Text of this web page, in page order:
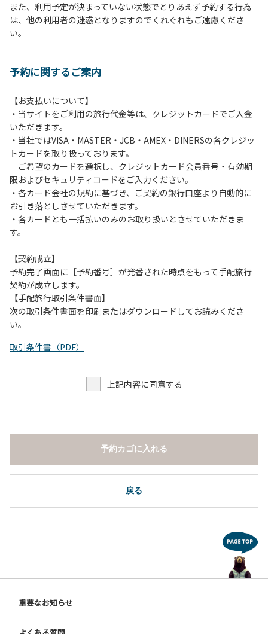
５、チェックアウトは、午前10時まで（日帰り使用の場合は
午後5時まで）です。チェックインの手続きを行っていない
方や使用人数が増えた場合は、必ず手続きを行ってくださ
ら午前10時までの間にゴミステーションに出してください。
は、お持ち帰りをお願いします。
【禁止事項】
カラオケ、発電機、地面での直火による焚き火、キャンプフ
ァイヤー、打ち上げ式花火、テントサウナの設置
【注意事項】
当キャンプ場のそばを流れる歴舟川は、上流で雨が降ると短
時間で増水し、川原で遊んでいると大変危険な状態になりや
すく、過去にも増水により人が流される事故が数件起きてい
（１）川原にテントやタープを張らない。
（２）雨が降ったときは川原で遊ばない。
（３）カムイコタン公園キャンプ場で雨が降らなくても、上
流で雨が降り急に増水することがあるので、水の濁りに注意
し、濁り始めたときには直ちに川原での遊びを中止する。
（４）キャンプ場の管理者や地元住民から川についての注意
また、利用予定が決まっていない状態でとりあえず予約する行為
は、他の利用者の迷惑となりますのでくれぐれもご遠慮くださ
い。
予約に関するご案内
【お支払いについて】
・当サイトをご利用の旅行代金等は、クレジットカードでご入金
いただきます。
・当社ではVISA・MASTER・JCB・AMEX・DINERSの各クレジッ
トカードを取り扱っております。
ご希望のカードを選択し、クレジットカード会員番号・有効期
限およびセキュリティコードをご入力ください。
・各カード会社の規約に基づき、ご契約の銀行口座より自動的に
お引き落としさせていただきます。
・各カードとも一括払いのみのお取り扱いとさせていただきま
す。
【契約成立】
予約完了画面に［予約番号］が発番された時点をもって手配旅行
契約が成立します。
【手配旅行取引条件書面】
次の取引条件書面を印刷またはダウンロードしてお読みくださ
い。
取引条件書（PDF）
上記内容に同意する
戻る
予約カゴに入れる
重要なお知らせ